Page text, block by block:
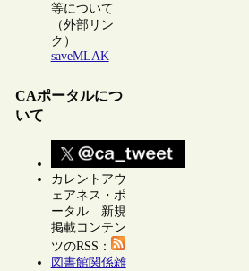
等について
（外部リン
ク）
saveMLAK
CAポータルにつ
いて
カレントアウ
ェアネス・ポ
ータル 新規
掲載コンテン
ツのRSS：
図書館関係雑